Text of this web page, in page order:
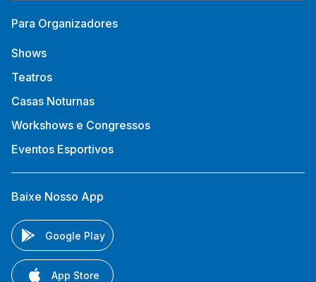
Para Organizadores
Shows
Teatros
Casas Noturnas
Workshows e Congressos
Eventos Esportivos
Baixe Nosso App
Google Play
App Store